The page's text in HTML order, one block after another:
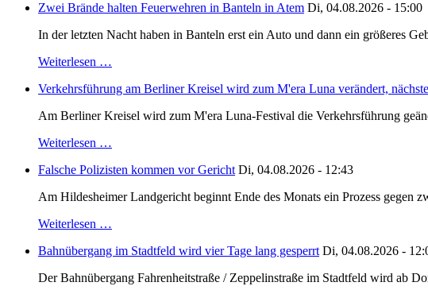
Zwei Brände halten Feuerwehren in Banteln in Atem Di, 04.08.2026 - 15:00
In der letzten Nacht haben in Banteln erst ein Auto und dann ein größeres
Weiterlesen …
Verkehrsführung am Berliner Kreisel wird zum M'era Luna verändert,
Am Berliner Kreisel wird zum M'era Luna-Festival die Verkehrsführung
Weiterlesen …
Falsche Polizisten kommen vor Gericht Di, 04.08.2026 - 12:43
Am Hildesheimer Landgericht beginnt Ende des Monats ein Prozess gegen
Weiterlesen …
Bahnübergang im Stadtfeld wird vier Tage lang gesperrt Di, 04.08.2026 -
Der Bahnübergang Fahrenheitstraße / Zeppelinstraße im Stadtfeld wird ab